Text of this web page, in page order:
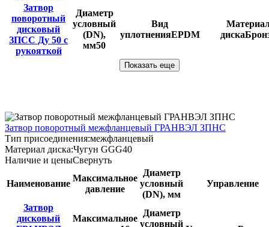
Затвор
поворотный
дисковый
ЗПСС Ду 50 с
рукояткой
Диаметр
условный
(DN),
мм50
Вид
уплотненияEPDM
диска
Показать еще
Затвор поворотный межфланцевый ГРАНВЭЛ ЗПНС
Тип присоединения:межфланцевый
Материал диска:Чугун GGG40
Наличие и ценыСвернуть
Наименование
Максимальное
давление
Диаметр
условный
(DN), мм
Управление
Затвор
дисковый
Максимальное
Диаметр
условный